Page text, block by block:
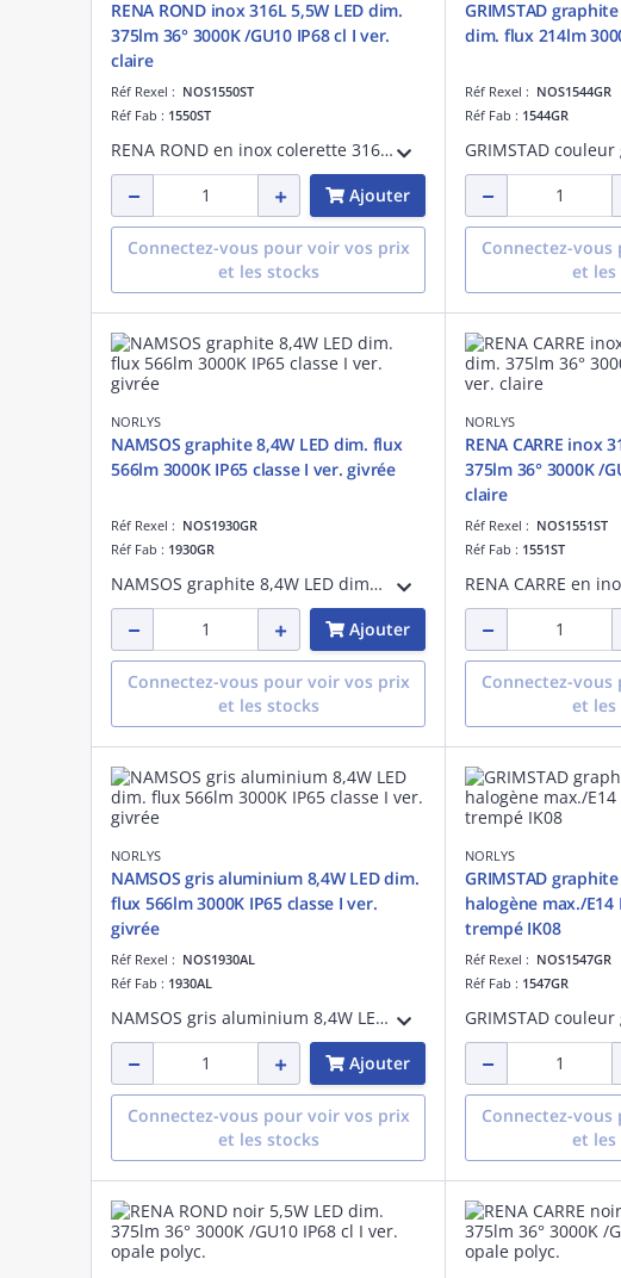
RENA ROND inox 316L 5,5W LED dim.
375lm 36° 3000K /GU10 IP68 cl I ver.
claire
Réf Rexel : NOS1550ST
Réf Fab : 1550ST
RENA ROND en inox colerette 316L 5,5W LED dimmable 375lm 36° 3000K /GU10 IP68 classe I verrerie claire en verre trempé - pré-cablé 3m
Ajouter
Connectez-vous pour voir vos prix
et les stocks
GRIMSTAD
dim. flux 214lm
Réf Rexel : NOS1544GR
Réf Fab : 1544GR
Connectez-
et les
NORLYS
NAMSOS graphite 8,4W LED dim. flux
566lm 3000K IP65 classe I ver. givrée
Réf Rexel : NOS1930GR
Réf Fab : 1930GR
NAMSOS graphite 8,4W LED dimmable flux utile 566lm 3000K IP65 classe I verrerie givrée - applique murale encastrable
Ajouter
Connectez-vous pour voir vos prix
et les stocks
NORLYS
RENA CARRE inox
375lm 36° 3000K /
claire
Réf Rexel : NOS1551ST
Réf Fab : 1551ST
Connectez-
et les
NORLYS
NAMSOS gris aluminium 8,4W LED dim.
flux 566lm 3000K IP65 classe I ver.
givrée
Réf Rexel : NOS1930AL
Réf Fab : 1930AL
NAMSOS gris aluminium 8,4W LED dimmable flux utile 566lm 3000K IP65 classe I verrerie givrée - applique murale encastrable
Ajouter
Connectez-vous pour voir vos prix
et les stocks
NORLYS
GRIMSTAD
halogène max./E14
trempé IK08
Réf Rexel : NOS1547GR
Réf Fab : 1547GR
Connectez-
et les